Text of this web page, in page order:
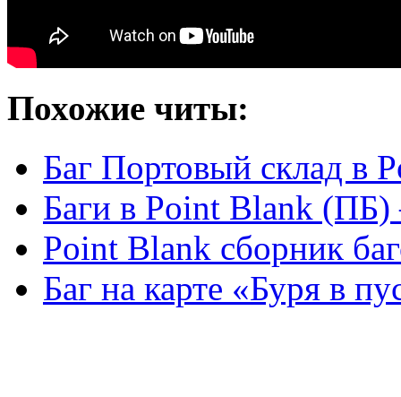
Похожие читы:
Баг Портовый склад в
Баги в Point Blank
Point Blank сборник
Баг на карте «Буря в